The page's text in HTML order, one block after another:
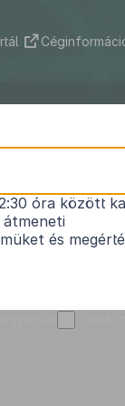
Város
óra között
és